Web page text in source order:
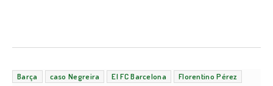
Barça caso Negreira El FC Barcelona
Florentino Pérez